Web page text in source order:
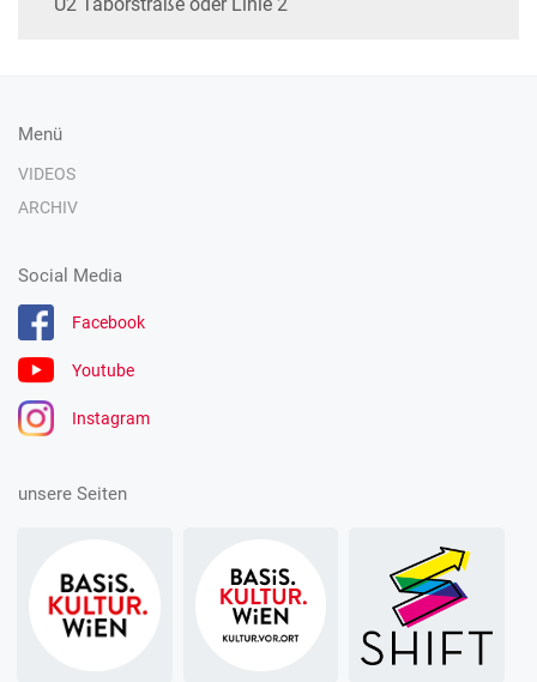
Menü
VIDEOS
ARCHIV
Social Media
Facebook
Youtube
Instagram
unsere Seiten